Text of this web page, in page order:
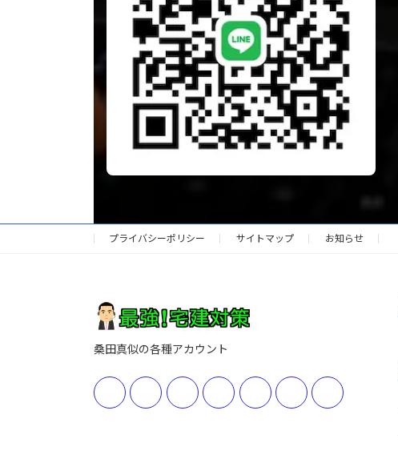
プライバシーポリシー サイトマップ お知らせ
桑田真似の各種アカウント